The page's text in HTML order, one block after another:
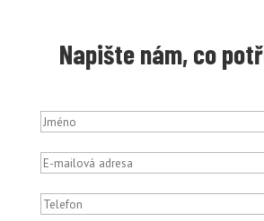
Napište nám, co